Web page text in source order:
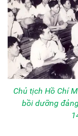
Chủ tịch Hồ Chí
bồi dưỡng